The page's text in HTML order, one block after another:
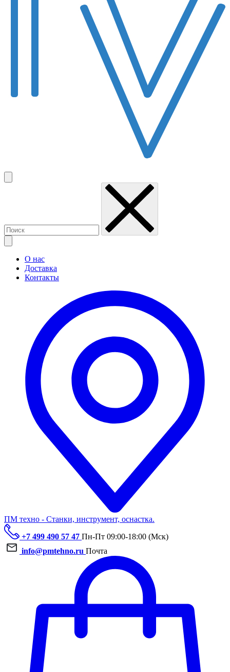
О нас
Доставка
Контакты
ПМ техно - Станки, инструмент, оснастка.
+7 499 490 57 47 Пн-Пт 09:00-18:00 (Мск)
info@pmtehno.ru Почта